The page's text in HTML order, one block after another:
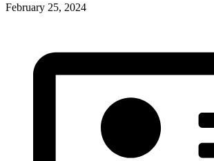
February 25, 2024